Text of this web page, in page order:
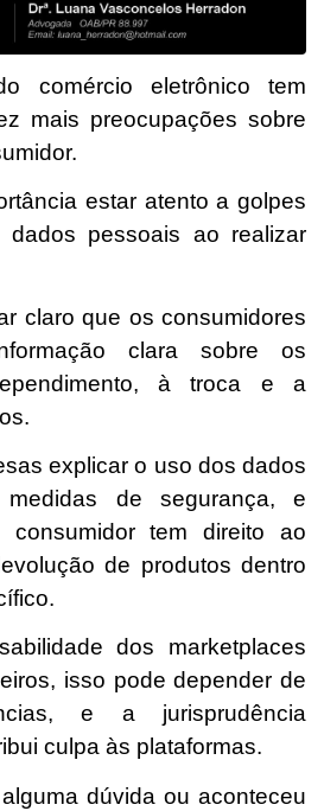
comércio eletrônico tem
mais preocupações sobre
estar atento a golpes
pessoais ao realizar
claro que os consumidores
clara sobre os
à troca e a
explicar o uso dos dados
medidas de segurança, e
tem direito ao
de produtos dentro
dos marketplaces
isso pode depender de
e a jurisprudência
culpa às plataformas.
dúvida ou aconteceu